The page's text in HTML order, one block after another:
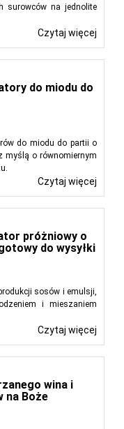
surowców na jednolite
Czytaj więcej
do miodu do
do miodu do partii o
myślą o równomiernym
Czytaj więcej
próżniowy o
do wysyłki
sosów i emulsji,
i mieszaniem
Czytaj więcej
wina i
na Boże